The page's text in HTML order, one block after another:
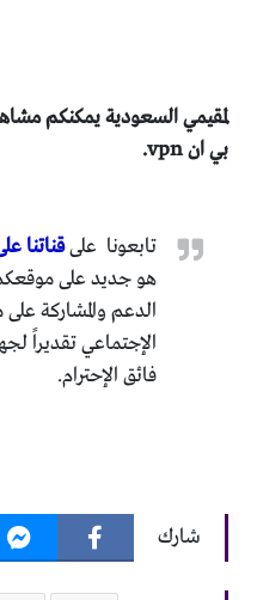
لمقيمي السعودية يمكنكم
بي ان vpn.
تابعونا علىقناتنا
هو جديد على موقعكم
الدعم والمشاركة
الإجتماعي تقديراً
فائق الإحترام.
شارك